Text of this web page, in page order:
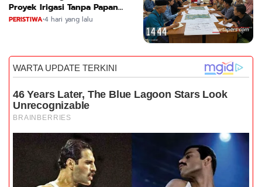
Proyek Irigasi Tanpa Papan
Nama
PERISTIWA•4 hari yang lalu